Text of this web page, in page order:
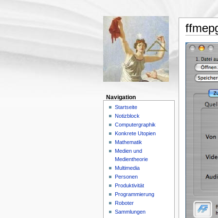
Navigation
Startseite
Notizblock
Computergraphik
Konkrete Utopien
Mathematik
Medien und
Medientheorie
Multimedia
Personen
Produktivität
Programmierung
Roboter
Sammlungen